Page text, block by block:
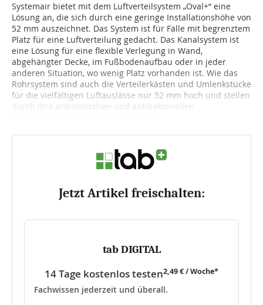
Systemair bietet mit dem Luftverteilsystem „Oval+“ eine
Lösung an, die sich durch eine geringe Installationshöhe von
52 mm auszeichnet. Das System ist für Fälle mit begrenz­tem
Platz für eine Luft­ver­teilung gedacht. Das Kanal­system ist
eine Lösung für eine flexible Verlegung in Wand,
abgehängter Decke, im Fußbodenaufbau oder in jeder
anderen Situation, wo wenig Platz vorhanden ist. Wie das
Rohrsystem sind auch die Verteilerkästen und Umlenkstücke
für die vielfältigen Luftauslässe nur 52 mm hoch und stellen
durch ihre antistatischen und antibakteriellen
Jetzt Artikel freischalten:
tab DIGITAL
14 Tage kostenlos testen2,49 € / Woche*
Fachwissen jederzeit und überall.